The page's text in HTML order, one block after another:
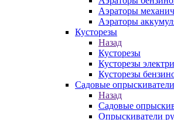
Аэраторы
Аэраторы
Кусторезы
Назад
Кусторезы
Кусторезы
Кусторезы
Садовые опрыскиватели
Назад
Садовые
Опрыскиватели